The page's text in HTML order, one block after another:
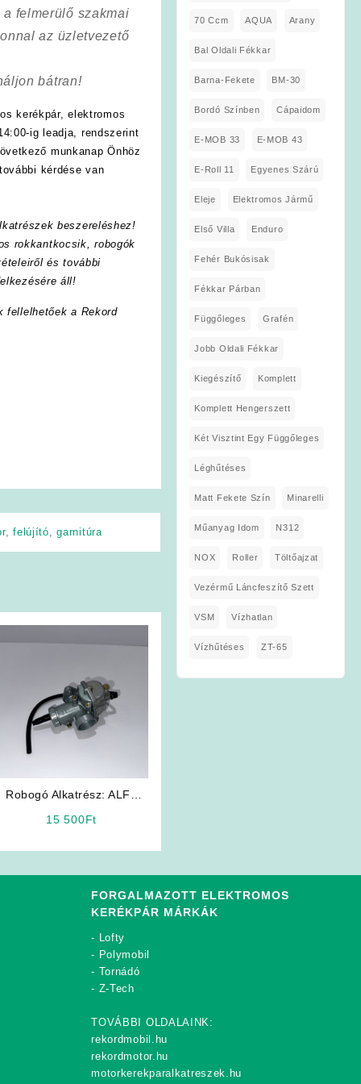
felmerülő szakmai
az üzletvezető
bátran!
kerékpár, elektromos
ig leadja, rendszerint
munkanap Önhöz
kérdése van
beszereléshez!
rokkantkocsik, robogók
és további
áll!
fellelhetőek a Rekord
,felújító ,garnitúra
Robogó Alkatrész: ALFA
15 500Ft
70 Ccm AQUA Arany
Bal Oldali Fékkar
Barna-Fekete BM-30
Bordó Színben Cápaidom
E-MOB 33 E-MOB 43
E-Roll 11 Egyenes Szárú
Eleje Elektromos Jármű
Első Villa Enduro
Fehér Bukósisak
Fékkar Párban
Függőleges Grafén
Jobb Oldali Fékkar
Kiegészítő Komplett
Komplett Hengerszett
Két Visztint Egy Függőleges
Léghűtéses
Matt Fekete Szín Minarelli
Műanyag Idom N312
NOX Roller Töltőajzat
Vezérmű Láncfeszítő Szett
VSM Vízhatlan
Vízhűtéses ZT-65
FORGALMAZOTT ELEKTROMOS
KERÉKPÁR MÁRKÁK
- Lofty
- Polymobil
- Tornádó
- Z-Tech
TOVÁBBI OLDALAINK:
rekordmobil.hu
rekordmotor.hu
motorkerekparalkatreszek.hu